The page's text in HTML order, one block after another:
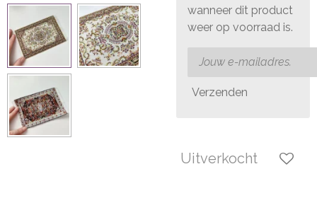
wanneer dit product
weer op voorraad is.
Verzenden
Uitverkocht